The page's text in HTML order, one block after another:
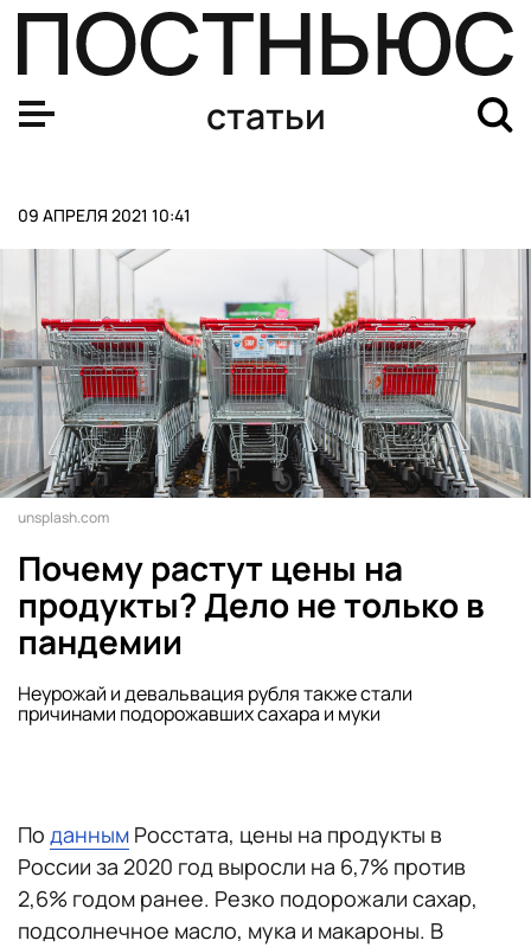
статьи
09 АПРЕЛЯ 2021 10:41
unsplash.com
Почему растут цены на
продукты? Дело не только в
пандемии
Неурожай и девальвация рубля также стали
причинами подорожавших сахара и муки
По данным Росстата, цены на продукты в
России за 2020 год выросли на 6,7% против
2,6% годом ранее. Резко подорожали сахар,
подсолнечное масло, мука и макароны. В
Стартап Илона Маска показал обезьяну, которая